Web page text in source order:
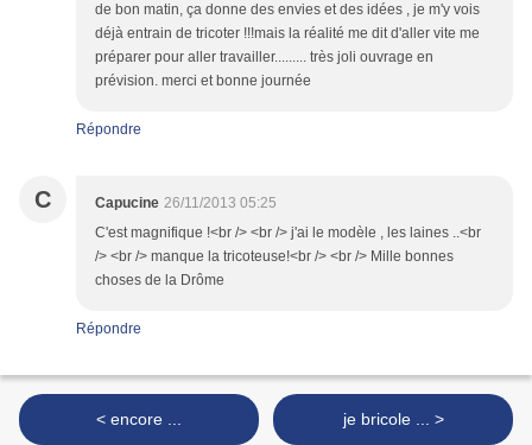
de bon matin, ça donne des envies et des idées , je m'y vois
déjà entrain de tricoter !!!mais la réalité me dit d'aller vite me
préparer pour aller travailler......... très joli ouvrage en
prévision. merci et bonne journée
Répondre
C Capucine 26/11/2013 05:25
C'est magnifique !<br /> <br /> j'ai le modèle , les laines ..<br
/> <br /> manque la tricoteuse!<br /> <br /> Mille bonnes
choses de la Drôme
Répondre
< encore ... je bricole ... >